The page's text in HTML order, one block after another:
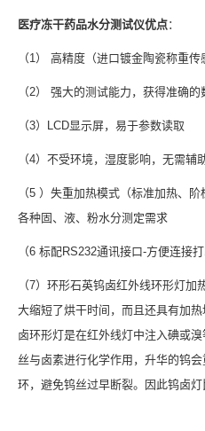
医疗冻干药品水分测试仪优点：
（1） 高精度（进口镀金陶瓷称重
（2） 强大的测试能力，获得准确的
（3）LCD显示屏，易于参数读取
（4）不受环境，湿度影响，无需辅
（5 ）失重加热模式（标准加热、
各种固、液、粉水分测定需求
（6 标配RS232通讯接口-方便连接
（7）环形石英钨卤红外线环形灯
大缩短了烘干时间，而且还具有加
卤环形灯是在红外线灯中注入碘或
丝与卤素进行化学作用，升华的钨
环，避免钨丝过早断裂。因此钨卤